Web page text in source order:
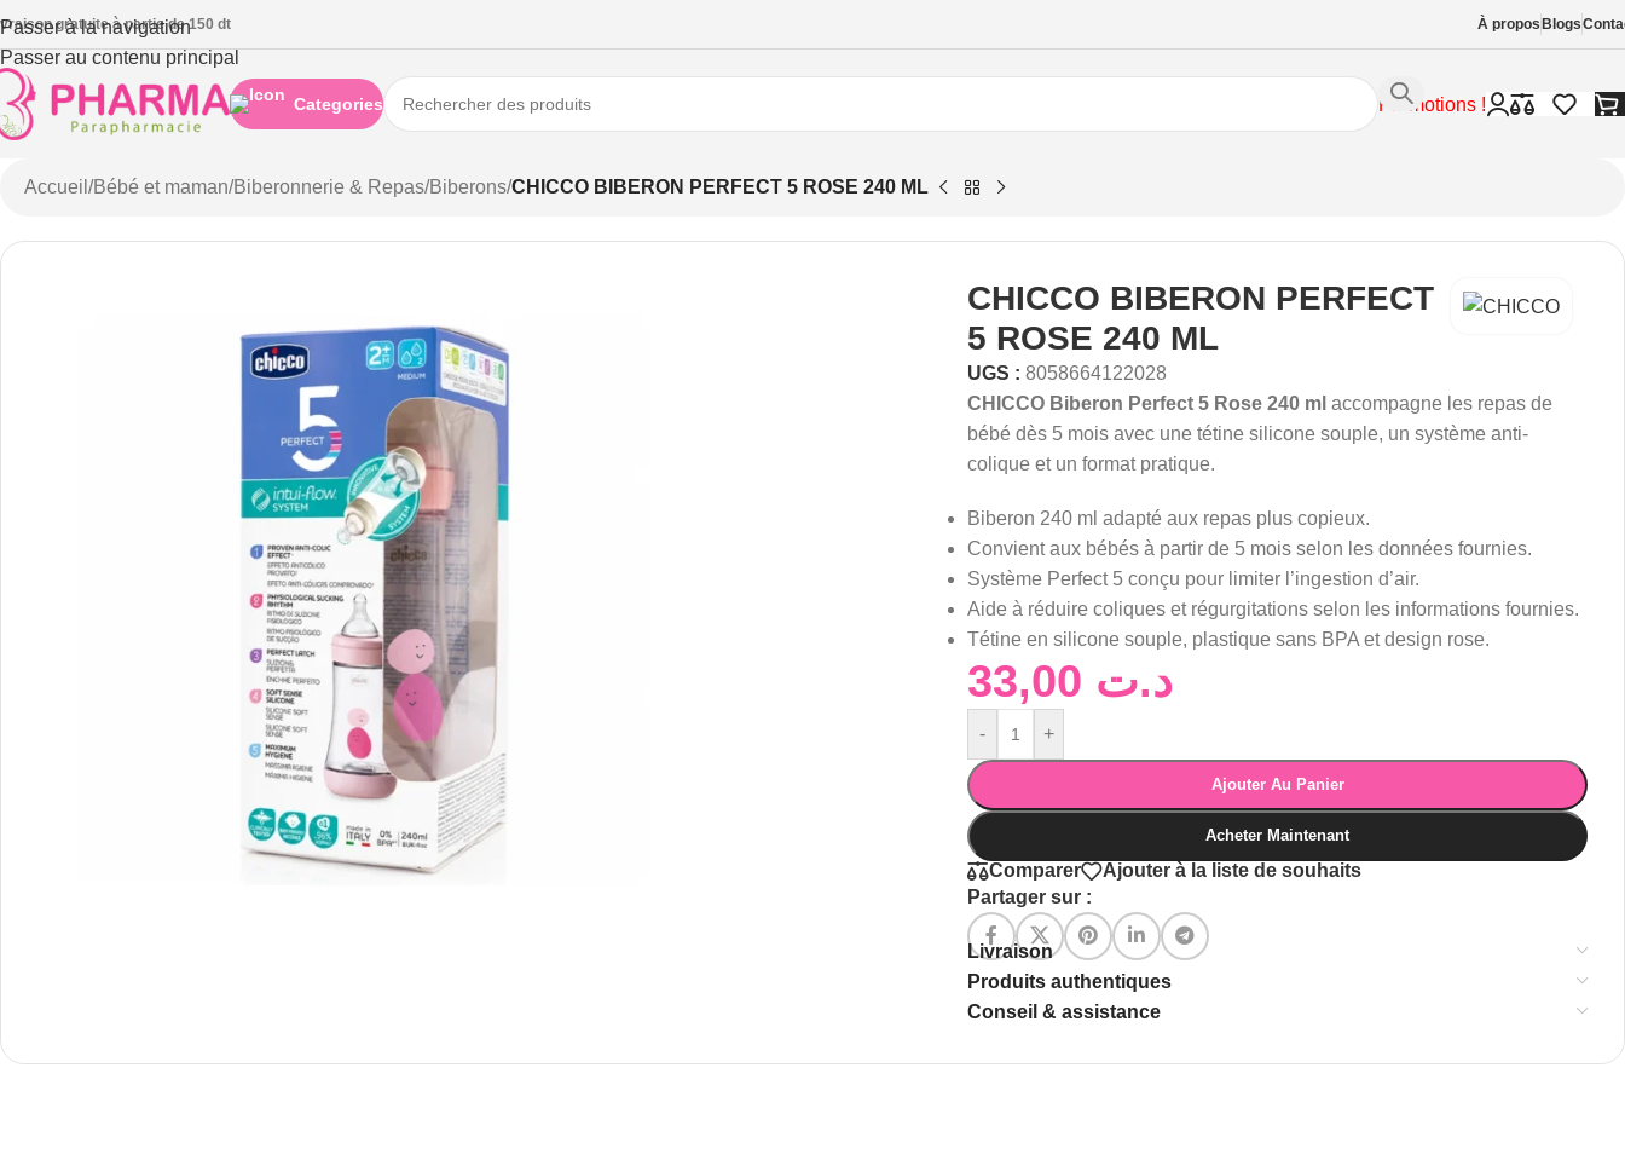
Passer à la navigation
Passer au contenu principal
gratuite à partie de 150 dt À propos Blogs
Categories Promotions !
Accueil /Bébé et maman/Biberonnerie & Repas/Biberons/CHICCO BIBERON PERFECT 5 ROSE 240 ML
CHICCO BIBERON PERFECT
5 ROSE 240 ML
UGS :8058664122028
CHICCO Biberon Perfect 5 Rose 240 ml accompagne les repas de
bébé dès 5 mois avec une tétine silicone souple, un système anti-
colique et un format pratique.
Biberon 240 ml adapté aux repas plus copieux.
Convient aux bébés à partir de 5 mois selon les données fournies.
Système Perfect 5 conçu pour limiter l’ingestion d’air.
Aide à réduire coliques et régurgitations selon les informations fournies.
Tétine en silicone souple, plastique sans BPA et design rose.
د.ت
- +
Ajouter Au Panier
Acheter Maintenant
Comparer
Ajouter à la liste de souhaits
Partager sur :
Livraison
Produits authentiques
Conseil & assistance